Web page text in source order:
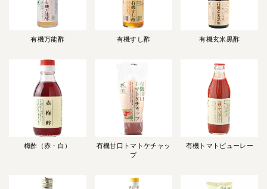
有機万能酢 有機すし酢 有機玄米黒酢
梅酢（赤・白）
有機甘口トマトケチャッ
プ
有機トマトピューレー